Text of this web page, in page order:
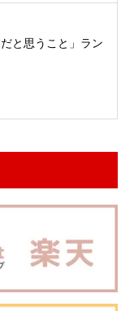
と思うこと」ラン